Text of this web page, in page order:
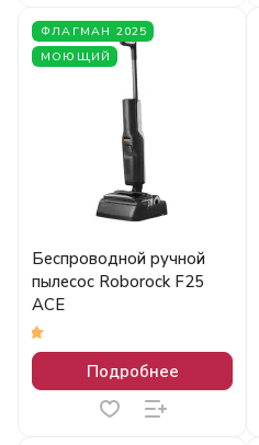
ФЛАГМАН 2025
МОЮЩИЙ
Беспроводной ручной
пылесос Roborock F25
ACE
Подробнее